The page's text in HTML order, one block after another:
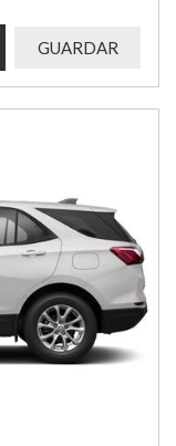
GUARDAR